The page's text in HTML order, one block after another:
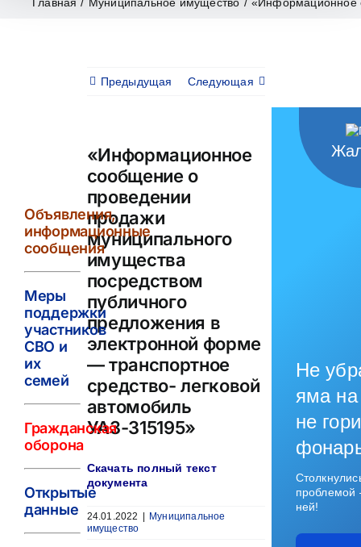
Предыдущая Следующая
«Информационное
сообщение о
проведении
продажи
муниципального
имущества
посредством
публичного
предложения в
электронной форме
— транспортное
средство- легковой
автомобиль
УАЗ-315195»
Скачать полный текст
документа
24.01.2022
Муниципальное
имущество
Объявления,
информационные
сообщения
Меры
поддержки
участников
СВО и
их
семей
Гражданская
оборона
Открытые
данные
Не
яма на
не
ней!